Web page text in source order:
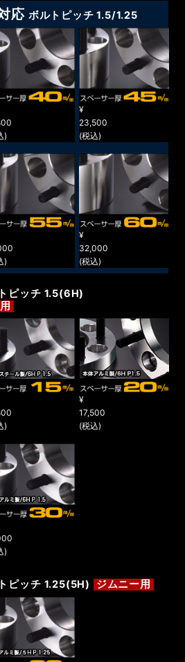
応 ボルトピッチ 1.5/1.25
)
¥
23,500
(税込)
)
¥
32,000
(税込)
ピッチ 1.5(6H)
)
¥
17,500
(税込)
)
ピッチ 1.25(5H) ジムニー用